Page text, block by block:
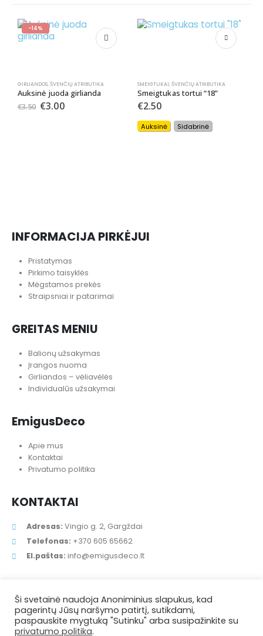
-14%
GIRLIANDOS, ŠVENČIŲ ATRIBUTIKA
Auksinė juoda girlianda
€3.50 €3.00
SMEIGTUKAI, ŠVENČIŲ ATRIBUTIKA
Smeigtukas tortui “18”
€2.50
Auksinė Sidabrinė
INFORMACIJA PIRKĖJUI
Pristatymas
Pirkimo taisyklės
Mėgstamos prekės
Straipsniai ir patarimai
GREITAS MENIU
Balionų užsakymas
Įrangos nuoma
Girliandos – vėliavėlės
Individualūs užsakymai
EmigusDeco
Apie mus
Kontaktai
Privatumo politika
KONTAKTAI
Adresas: Vingio g. 2, Gargždai
Telefonas: +370 605 65662
El.paštas: info@emigusdeco.lt
Ši svetainė naudoja Anoniminius slapukus, kad
pagerintų Jūsų naršymo patirtį, sutikdami,
paspauskite mygtuką "Sutinku" arba susipažinkite su
privatumo politika.